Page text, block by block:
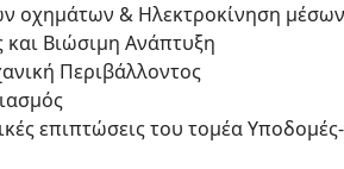
οχημάτων & Ηλεκτροκίνηση
και Βιώσιμη Ανάπτυξη
Περιβάλλοντος
επιπτώσεις του τομέα